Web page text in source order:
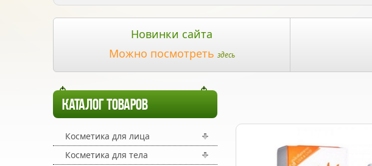
Новинки сайта
Можно посмотреть здесь
КАТАЛОГ ТОВАРОВ
Косметика для лица
Косметика для тела